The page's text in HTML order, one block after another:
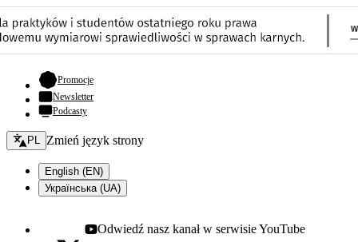
Promocje- otwiera się w nowej karcie
Newsletter
Podcasty
Zmień język - bieżący:
PL Zmień język strony
English (EN)
Українська (UA)
Youtube - otwiera się w nowej karcie
Odwiedź nasz kanał w serwisie YouTube